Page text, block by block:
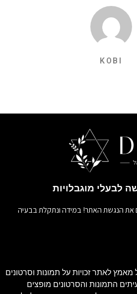
KOBI
לבעלי מוגבלויות
את הנגשת האתר! במידה ונתקלת בבעיה
מאמץ לאתר זכויות על תמונות וסרטונים
התמונות והסרטונים מופצים